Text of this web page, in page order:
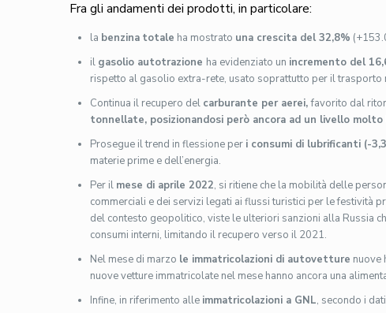
Fra gli andamenti dei prodotti, in particolare:
la benzina totale ha mostrato una crescita del 32,8%
il gasolio autotrazione ha evidenziato un incremento del
rispetto al gasolio extra-rete, usato soprattutto per il trasporto
Continua il recupero del carburante per aerei,favorito dal
tonnellate, posizionandosi però ancora ad un livello
Prosegue il trend in flessione per i consumi di lubrificanti (-
materie prime e dell’energia.
Per il mese di aprile 2022, si ritiene che la mobilità delle
commerciali e dei servizi legati ai flussi turistici per le festività
del contesto geopolitico, viste le ulteriori sanzioni alla Russia
consumi interni, limitando il recupero verso il 2021.
Nel mese di marzo le immatricolazioni di autovetture nuove
nuove vetture immatricolate nel mese hanno ancora una
Infine, in riferimento alle immatricolazioni a GNL, secondo i